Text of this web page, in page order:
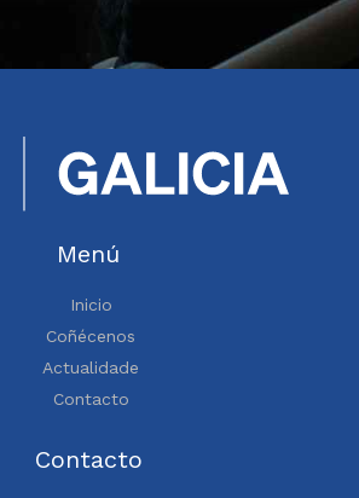
Menú
Inicio
Coñécenos
Actualidade
Contacto
Contacto